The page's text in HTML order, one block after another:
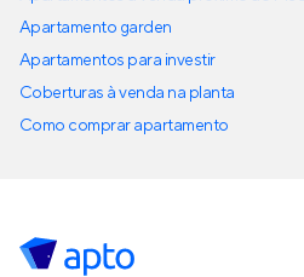
Apartamento garden
Apartamentos para investir
Coberturas à venda na planta
Como comprar apartamento